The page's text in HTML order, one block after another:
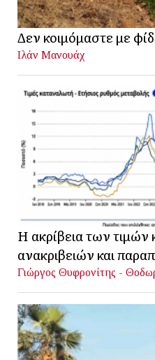
Δεν κοιμόμαστε με
Ιλάν Μανουάχ
Η ακρίβεια των τιμών
ανακριβειών και
Γιώργος Θυφρονίτης -